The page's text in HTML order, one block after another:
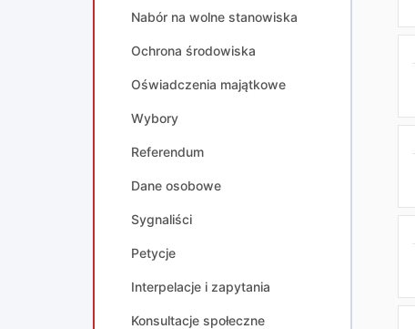
Nabór na wolne stanowiska
Ochrona środowiska
Oświadczenia majątkowe
Wybory
Referendum
Dane osobowe
Sygnaliści
Petycje
Interpelacje i zapytania
Konsultacje społeczne